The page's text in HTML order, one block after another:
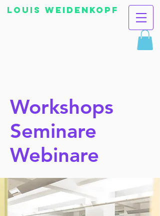
Louis Weidenkopf
Workshops
Seminare
Webinare